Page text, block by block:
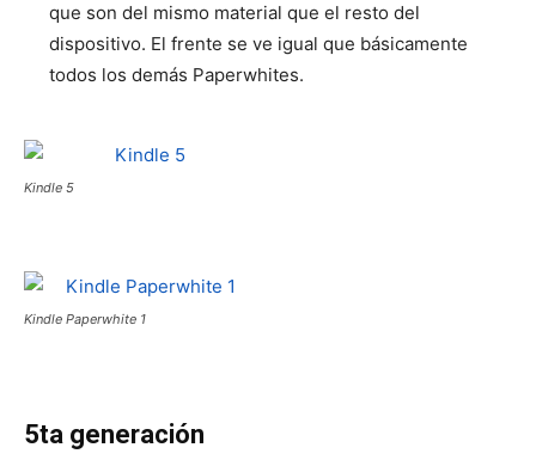
que son del mismo material que el resto del
dispositivo. El frente se ve igual que básicamente
todos los demás Paperwhites.
Kindle 5
Kindle Paperwhite 1
5ta generación